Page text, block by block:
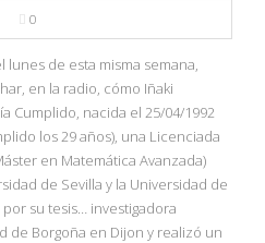
0
lunes de esta misma semana,
en la radio, cómo Iñaki
Cumplido, nacida el 25/04/1992
los 29 años), una Licenciada
en Matemática Avanzada)
de Sevilla y la Universidad de
su tesis… investigadora
de Borgoña en Dijon y realizó un